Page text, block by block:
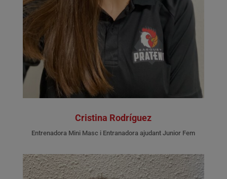
Cristina Rodríguez
Entrenadora Mini Masc i Entranadora ajudant Junior Fem